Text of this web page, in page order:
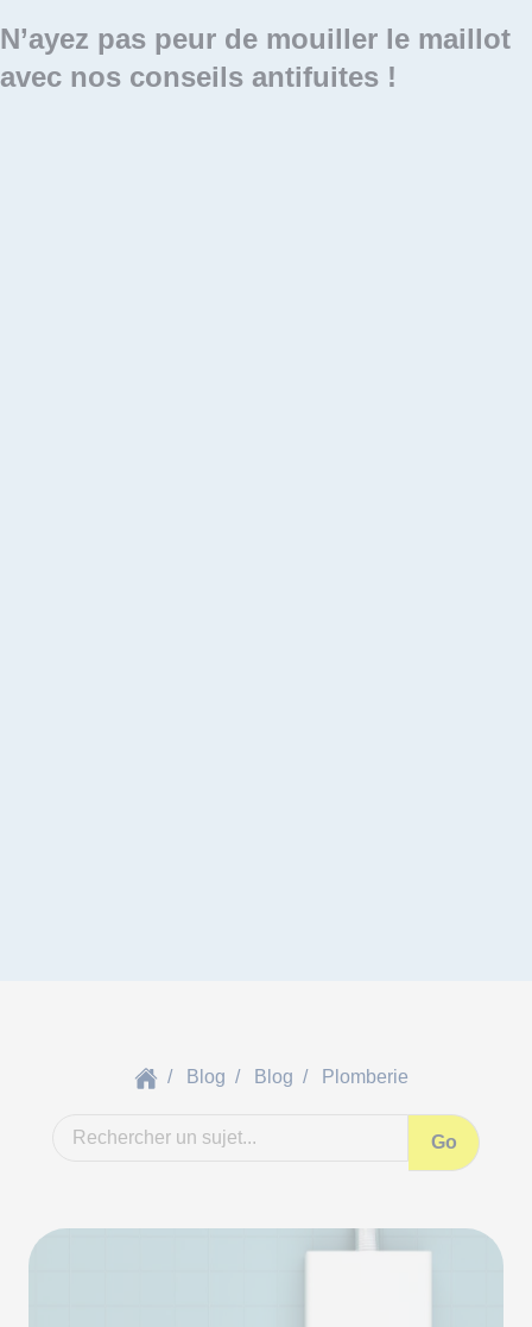
N’ayez pas peur de mouiller le maillot
avec nos conseils antifuites !
Blog Blog Plomberie
Go